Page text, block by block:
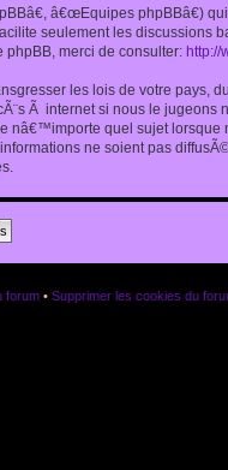
â€œEquipes phpBBâ€)
seulement les discussions
merci de consulter: http://
les lois de votre pays,
Ã internet si nous le
nâ€™importe quel sujet
ne soient pas
forum • Supprimer les cookies du